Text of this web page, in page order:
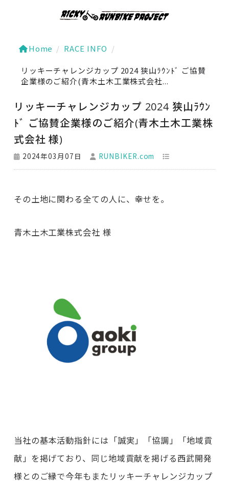
Home / RACE INFO /
リッキーチャレンジカップ 2024 狭山ﾗｳﾝﾄﾞ ご協賛
企業様のご紹介(青木土木工業株式会社...
リッキーチャレンジカップ 2024 狭山ﾗｳﾝ
ﾄﾞ ご協賛企業様のご紹介(青木土木工業株
式会社 様)
2024年03月07日 RUNBIKER.com
その土地に関わる全ての人に、幸せを。
青木土木工業株式会社 様
当社の基本活動指針には「誠実」「協調」「地域貢
献」を掲げており、同じ地域貢献を掲げる西武開発
様とのご縁で今年もまたリッキーチャレンジカップ